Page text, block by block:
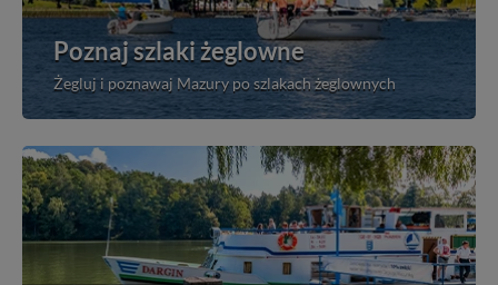
Poznaj szlaki żeglowne
Żegluj i poznawaj Mazury po szlakach żeglownych